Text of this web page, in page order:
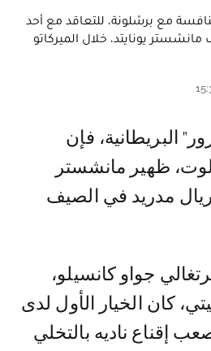
مع برشلونة، للتعاقد مع أحد
يونايتد، خلال الميركاتو
ظهير مانشستر
مدريد في الصيف
جواو كانسيلو،
كان الخيار الأول لدى
إقناع ناديه بالتخلي